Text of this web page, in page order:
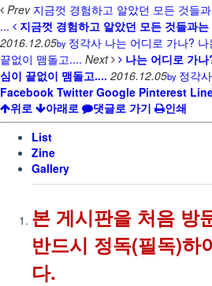
Prev지금껏 경험하고 알았던 모든 것들
...
지금껏 경험하고 알았던 모든 것들과
2016.12.05by 정각사 나는 어디로 가나?
끝없이 맴돌고.... Next
나는 어디로 가
심이 끝없이 맴돌고.... 2016.12.05by 정각사
Facebook Twitter Google Pinterest
위로
아래로 댓글로 가기
인쇄
List
Zine
Gallery
본 게시판을 처음 방
반드시 정독(필독)하
다.